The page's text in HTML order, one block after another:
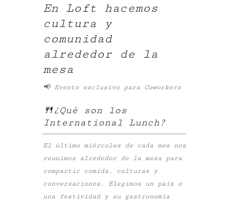
En Loft hacemos
cultura y
comunidad
alrededor de la
mesa
📢 Evento exclusivo para Coworkers
🍴¿Qué son los
International Lunch?
El último miércoles de cada mes nos
reunimos alrededor de la mesa para
compartir comida, culturas y
conversaciones. Elegimos un país o
una festividad y su gastronomía